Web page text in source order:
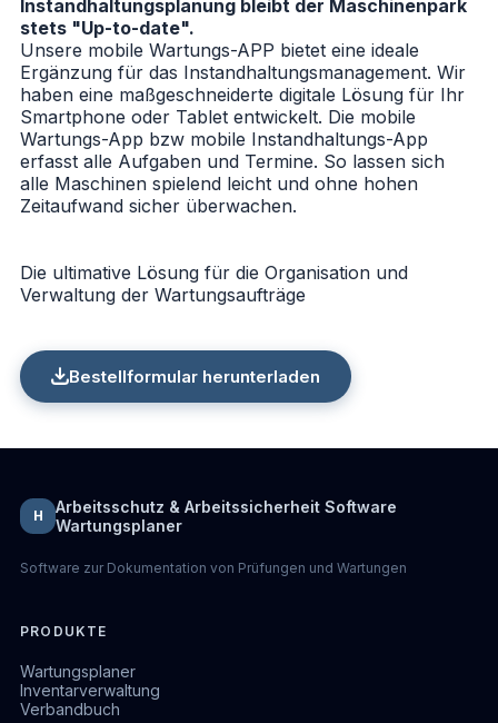
Instandhaltungsplanung bleibt der Maschinenpark
stets "Up-to-date".
Unsere mobile Wartungs-APP bietet eine ideale
Ergänzung für das Instandhaltungsmanagement. Wir
haben eine maßgeschneiderte digitale Lösung für Ihr
Smartphone oder Tablet entwickelt. Die mobile
Wartungs-App bzw mobile Instandhaltungs-App
erfasst alle Aufgaben und Termine. So lassen sich
alle Maschinen spielend leicht und ohne hohen
Zeitaufwand sicher überwachen.
Die ultimative Lösung für die Organisation und
Verwaltung der Wartungsaufträge
Bestellformular herunterladen
H
Arbeitsschutz & Arbeitssicherheit Software
Wartungsplaner
Software zur Dokumentation von Prüfungen und Wartungen
PRODUKTE
Wartungsplaner
Inventarverwaltung
Verbandbuch